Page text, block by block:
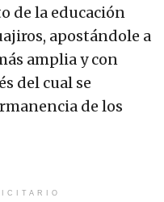
de la educación
apostándole a
amplia y con
del cual se
de los